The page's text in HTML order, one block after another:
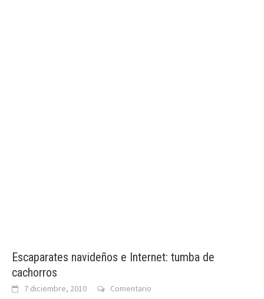
Escaparates navideños e Internet: tumba de
cachorros
7 diciembre, 2010 Comentario